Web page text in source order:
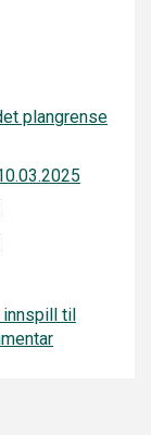
plangrense
innspill til